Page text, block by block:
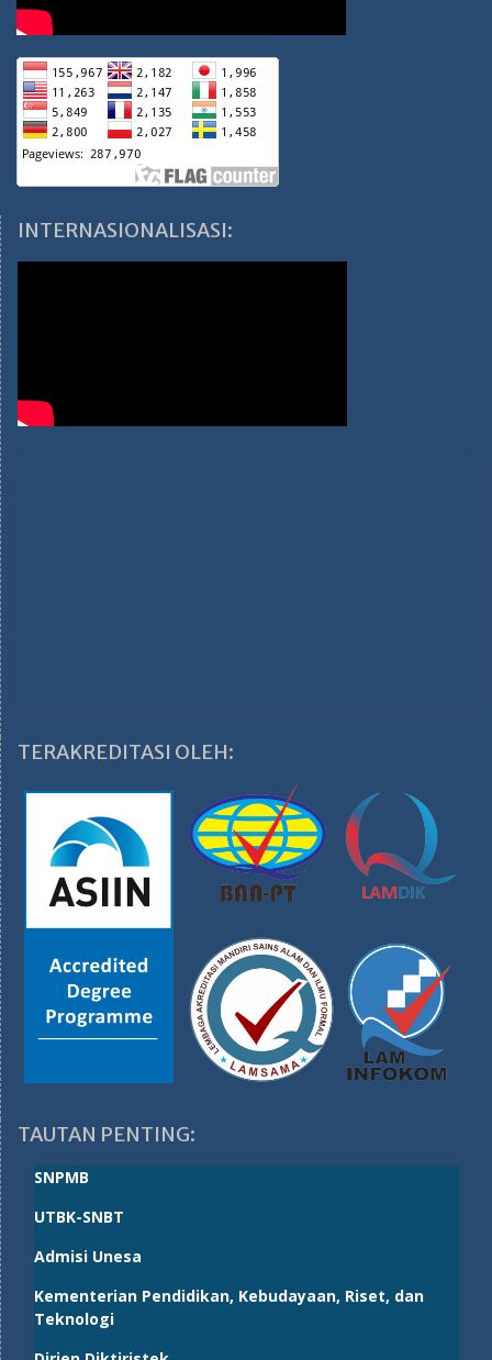
INTERNASIONALISASI:
TERAKREDITASI OLEH:
TAUTAN PENTING:
SNPMB
UTBK-SNBT
Admisi Unesa
Kementerian Pendidikan, Kebudayaan, Riset, dan
Teknologi